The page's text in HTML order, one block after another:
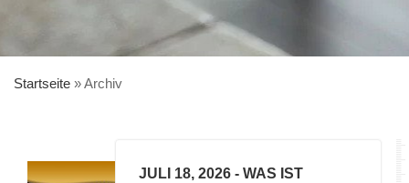
Startseite »Archiv
JULI 18, 2026 - WAS IST